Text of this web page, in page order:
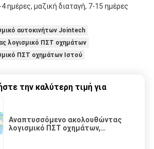
4 ημέρες, μαζική διαταγή, 7-15 ημέρες
αυτοκινήτων Jointech
λογισμικό ΠΣΤ οχημάτων
ΠΣΤ οχημάτων Ιστού
την καλύτερη τιμή για
Αναπτυσσόμενο ακολουθώντας
λογισμικό ΠΣΤ οχημάτων,